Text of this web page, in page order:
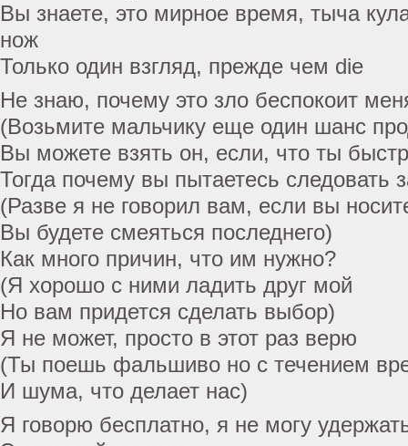
Вы знаете, это мирное время, тыча
нож
Только один взгляд, прежде чем die
Не знаю, почему это зло беспокоит
(Возьмите мальчику еще один шанс
Вы можете взять он, если, что ты
Тогда почему вы пытаетесь следовать
(Разве я не говорил вам, если вы
Вы будете смеяться последнего)
Как много причин, что им нужно?
(Я хорошо с ними ладить друг мой
Но вам придется сделать выбор)
Я не может, просто в этот раз верю
(Ты поешь фальшиво но с течением
И шума, что делает нас)
Я говорю бесплатно, я не могу